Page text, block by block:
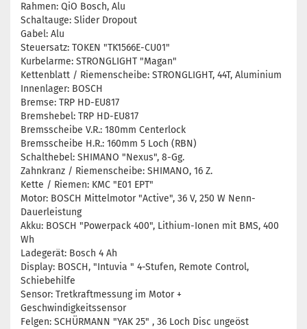
Rahmen: QiO Bosch, Alu
Schaltauge: Slider Dropout
Gabel: Alu
Steuersatz: TOKEN "TK1566E-CU01"
Kurbelarme: STRONGLIGHT "Magan"
Kettenblatt / Riemenscheibe: STRONGLIGHT, 44T, Aluminium
Innenlager: BOSCH
Bremse: TRP HD-EU817
Bremshebel: TRP HD-EU817
Bremsscheibe V.R.: 180mm Centerlock
Bremsscheibe H.R.: 160mm 5 Loch (RBN)
Schalthebel: SHIMANO "Nexus", 8-Gg.
Zahnkranz / Riemenscheibe: SHIMANO, 16 Z.
Kette / Riemen: KMC "E01 EPT"
Motor: BOSCH Mittelmotor "Active", 36 V, 250 W Nenn-
Dauerleistung
Akku: BOSCH "Powerpack 400", Lithium-Ionen mit BMS, 400
Wh
Ladegerät: Bosch 4 Ah
Display: BOSCH, "Intuvia " 4-Stufen, Remote Control,
Schiebehilfe
Sensor: Tretkraftmessung im Motor +
Geschwindigkeitssensor
Felgen: SCHÜRMANN "YAK 25" , 36 Loch Disc ungeöst